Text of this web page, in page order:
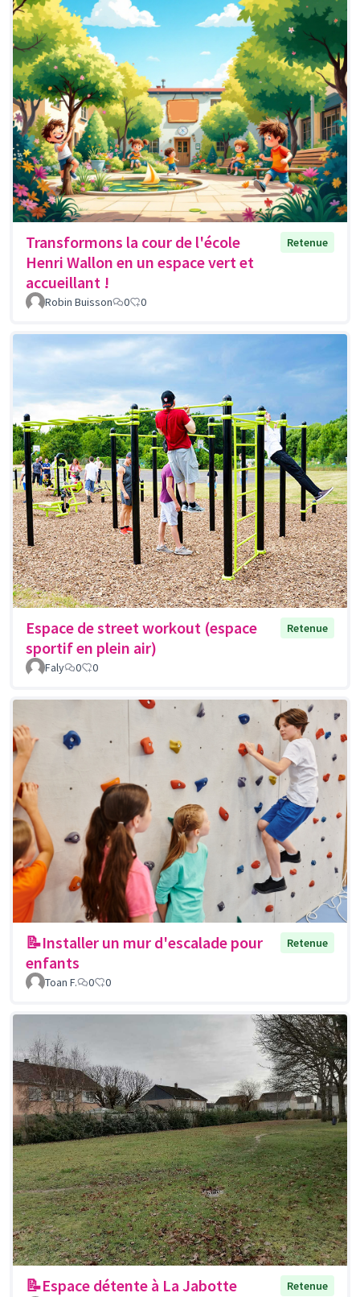
Transformons la cour de l'école
Henri Wallon en un espace vert et
accueillant !
Retenue
Robin Buisson 0 0
Espace de street workout (espace
sportif en plein air)
Retenue
Faly 0 0
📝Installer un mur d'escalade pour
enfants
Retenue
Toan F. 0 0
📝Espace détente à La Jabotte
Retenue